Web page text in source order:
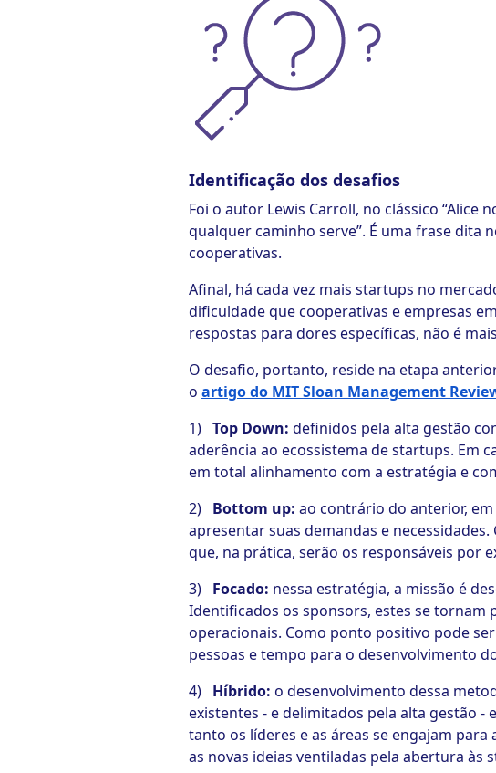
Identificação dos desafios
Foi o autor Lewis Carroll, no clássico “Alice
qualquer caminho serve”. É uma frase dita
cooperativas.
Afinal, há cada vez mais startups no
dificuldade que cooperativas e empresas
respostas para dores específicas, não é
O desafio, portanto, reside na etapa
o artigo do MIT Sloan Management
1) Top Down: definidos pela alta gestão
aderência ao ecossistema de startups. Em
em total alinhamento com a estratégia e
2) Bottom up: ao contrário do anterior,
apresentar suas demandas e
que, na prática, serão os responsáveis por
3) Focado: nessa estratégia, a missão é
Identificados os sponsors, estes se tornam
operacionais. Como ponto positivo pode
pessoas e tempo para o desenvolvimento
4) Híbrido: o desenvolvimento dessa
existentes - e delimitados pela alta gestão
tanto os líderes e as áreas se engajam
as novas ideias ventiladas pela abertura às